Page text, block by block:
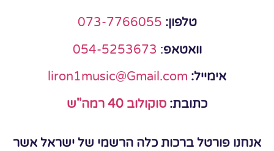
טלפון: 073-7766055
וואטאפ:
054-5253673
אימייל: liron1music@Gmail.com
כתובת: סוקולוב 40 רמה"ש
אנחנו פורטל ברכות כלה הרשמי של ישראל אשר